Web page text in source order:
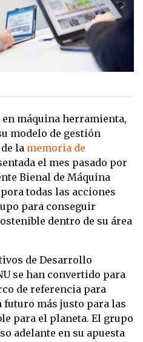
en máquina herramienta,
modelo de gestión
la memoria de
el mes pasado por
Bienal de Máquina
todas las acciones
para conseguir
dentro de su área
de Desarrollo
se han convertido para
de referencia para
más justo para las
para el planeta. El grupo
adelante en su apuesta